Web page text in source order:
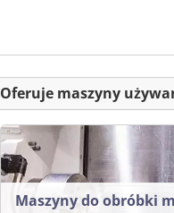
Oferuje maszyny
Maszyny do obróbki